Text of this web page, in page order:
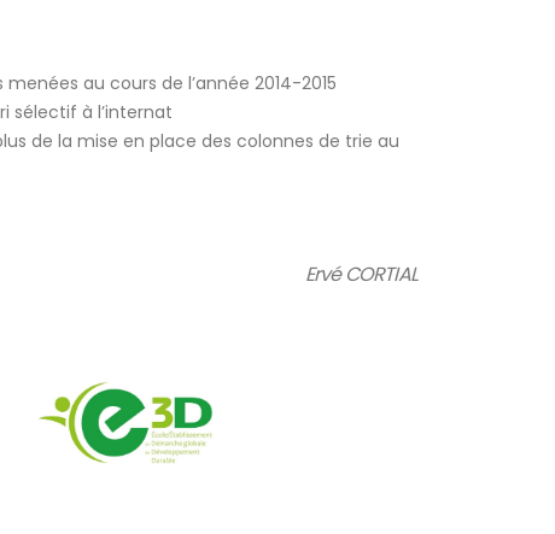
au cours de l’année 2014-2015
sélectif à l’internat
de la mise en place des colonnes de trie au
Ervé CORTIAL